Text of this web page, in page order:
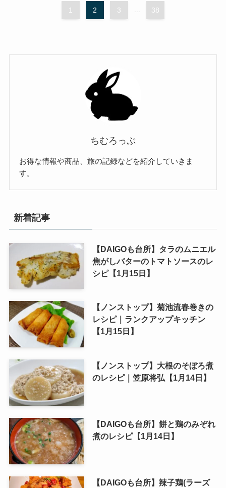
1 2 3 38
ちむろっぷ
お得な情報や商品、旅の記録などを紹介していきま
す。
新着記事
【DAIGOも台所】タラのムニエル
焦がしバターのトマトソースのレ
シピ【1月15日】
【ノンストップ】菊池流春巻きの
レシピ｜ランクアップキッチン
【1月15日】
【ノンストップ】大根のそぼろ煮
のレシピ｜笠原将弘【1月14日】
【DAIGOも台所】餅と鶏のみぞれ
煮のレシピ【1月14日】
【DAIGOも台所】辣子鶏(ラーズ